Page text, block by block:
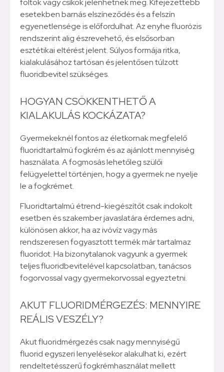
foltok vagy csíkok jelenhetnek meg. Kifejezettebb
esetekben barnás elszíneződés és a felszín
egyenetlensége is előfordulhat. Az enyhe fluorózis
rendszerint alig észrevehető, és elsősorban
esztétikai eltérést jelent. Súlyos formája ritka,
kialakulásához tartósan és jelentősen túlzott
fluoridbevitel szükséges.
HOGYAN CSÖKKENTHETŐ A
KIALAKULÁS KOCKÁZATA?
Gyermekeknél fontos az életkornak megfelelő
fluoridtartalmú fogkrém és az ajánlott mennyiség
használata. A fogmosás lehetőleg szülői
felügyelettel történjen, hogy a gyermek ne nyelje
le a fogkrémet.
Fluoridtartalmú étrend-kiegészítőt csak indokolt
esetben és szakember javaslatára érdemes adni,
különösen akkor, ha az ivóvíz vagy más
rendszeresen fogyasztott termék már tartalmaz
fluoridot. Ha bizonytalanok vagyunk a gyermek
teljes fluoridbevitelével kapcsolatban, tanácsos
fogorvossal vagy gyermekorvossal egyeztetni.
AKUT FLUORIDMÉRGEZÉS: MENNYIRE
REÁLIS VESZÉLY?
Akut fluoridmérgezés csak nagy mennyiségű
fluorid egyszeri lenyelésekor alakulhat ki, ezért
rendeltetésszerű fogkrémhasználat mellett